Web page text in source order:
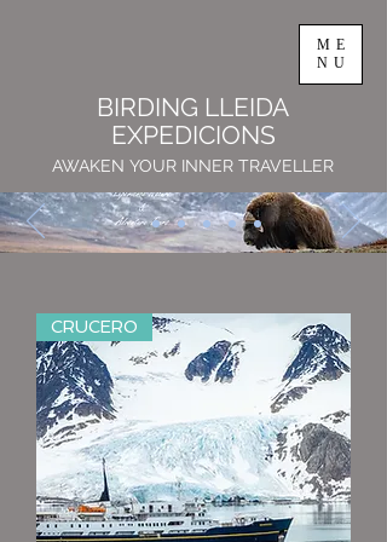
BIRDING LLEIDA
EXPEDICIONS
AWAKEN YOUR INNER TRAVELLER
ME
NU
CRUCERO